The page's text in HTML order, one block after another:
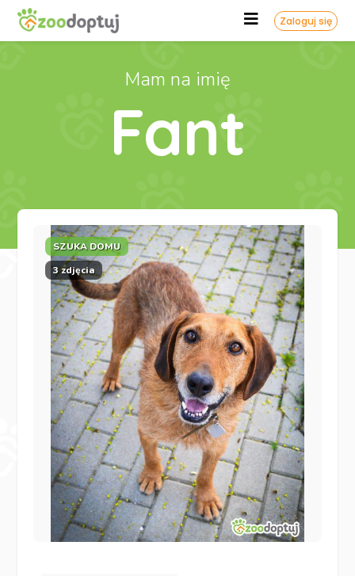
Zaloguj się
Mam na imię
Fant
SZUKA DOMU
3 zdjęcia